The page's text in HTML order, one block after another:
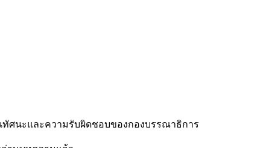
ศนะและความรับผิดชอบของกองบรรณาธิการ